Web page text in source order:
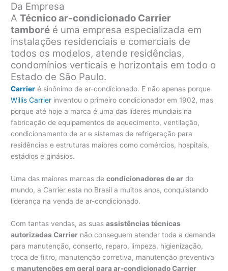
Da Empresa
ATécnico ar-condicionado Carrier
tamboré é uma empresa especializada em
instalações residenciais e comerciais de
todos os modelos, atende residências,
condomínios verticais e horizontais em todo o
Estado de São Paulo.
Carrier é sinônimo de ar-condicionado. E não apenas porque
Willis Carrier inventou o primeiro condicionador em 1902, mas
porque até hoje a marca é uma das líderes mundiais na
fabricação de equipamentos de aquecimento, ventilação,
condicionamento de ar e sistemas de refrigeração para
residências e estruturas maiores como comércios, hospitais,
estádios e ginásios.
Uma das maiores marcas decondicionadores de ar do
mundo, a Carrier esta no Brasil a muitos anos, conquistando
liderança na venda de ar-condicionado.
Com tantas vendas, as suasassistências técnicas
autorizadas Carrier não conseguem atender toda a demanda
para manutenção, conserto, reparo, limpeza, higienização,
troca de filtro, manutenção corretiva, manutenção preventiva
e manutenções em geral para ar-condicionado Carrier